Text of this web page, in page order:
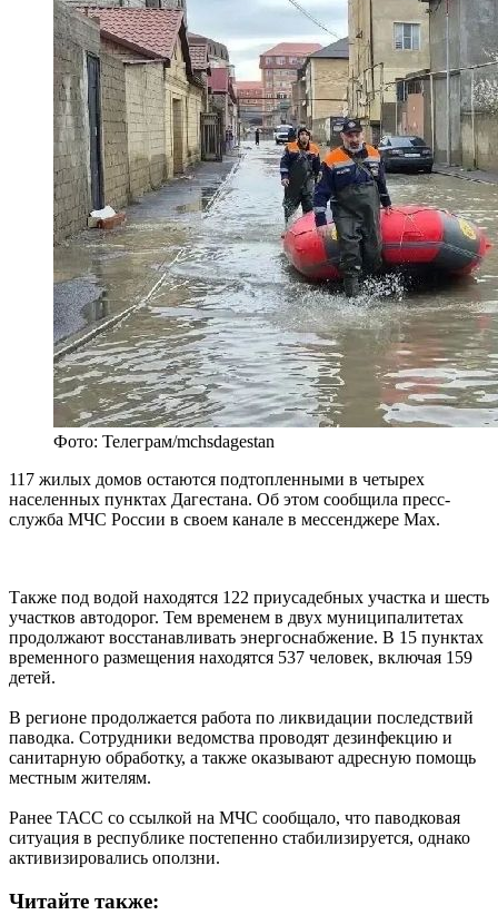
Фото: Телеграм/mchsdagestan
117 жилых домов остаются подтопленными в четырех
населенных пунктах Дагестана. Об этом сообщила пресс-
служба МЧС России в своем канале в мессенджере Max.
Также под водой находятся 122 приусадебных участка и шесть
участков автодорог. Тем временем в двух муниципалитетах
продолжают восстанавливать энергоснабжение. В 15 пунктах
временного размещения находятся 537 человек, включая 159
детей.
В регионе продолжается работа по ликвидации последствий
паводка. Сотрудники ведомства проводят дезинфекцию и
санитарную обработку, а также оказывают адресную помощь
местным жителям.
Ранее ТАСС со ссылкой на МЧС сообщало, что паводковая
ситуация в республике постепенно стабилизируется, однако
активизировались оползни.
Читайте также: